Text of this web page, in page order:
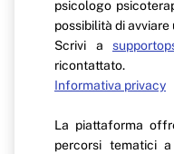
psicologo
possibilità di
Scrivi a
ricontattato.
Informativa privacy
La piattaforma
percorsi tematici